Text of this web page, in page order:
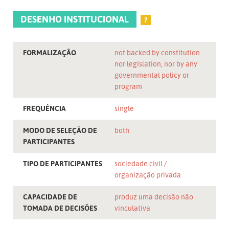
DESENHO INSTITUCIONAL ?
FORMALIZAÇÃO
not backed by constitution
nor legislation, nor by any
governmental policy or
program
FREQUÊNCIA single
MODO DE SELEÇÃO DE
PARTICIPANTES
both
TIPO DE PARTICIPANTES
sociedade civil
organização privada
CAPACIDADE DE
TOMADA DE DECISÕES
produz uma decisão não
vinculativa